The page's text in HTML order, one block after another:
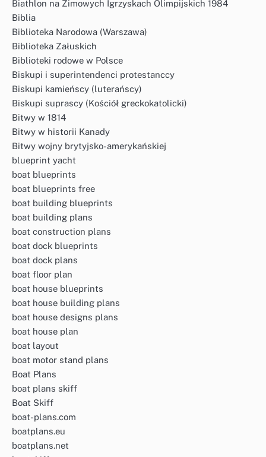
Biathlon na Zimowych Igrzyskach Olimpijskich 1984
Biblia
Biblioteka Narodowa (Warszawa)
Biblioteka Załuskich
Biblioteki rodowe w Polsce
Biskupi i superintendenci protestanccy
Biskupi kamieńscy (luterańscy)
Biskupi suprascy (Kościół greckokatolicki)
Bitwy w 1814
Bitwy w historii Kanady
Bitwy wojny brytyjsko-amerykańskiej
blueprint yacht
boat blueprints
boat blueprints free
boat building blueprints
boat building plans
boat construction plans
boat dock blueprints
boat dock plans
boat floor plan
boat house blueprints
boat house building plans
boat house designs plans
boat house plan
boat layout
boat motor stand plans
Boat Plans
boat plans skiff
Boat Skiff
boat-plans.com
boatplans.eu
boatplans.net